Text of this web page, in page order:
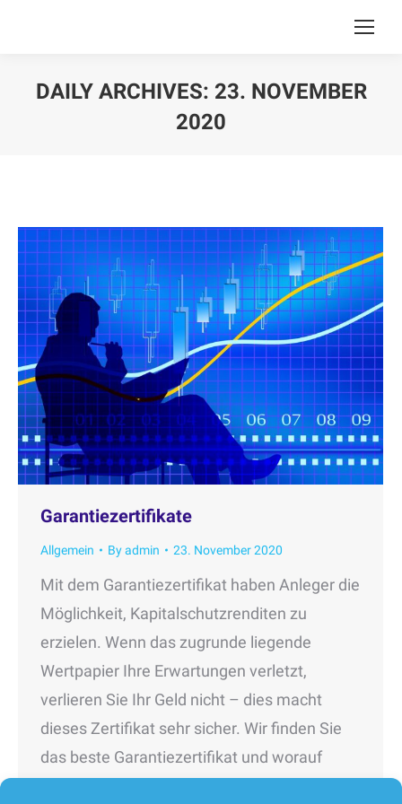
DAILY ARCHIVES: 23. NOVEMBER
2020
Garantiezertifikate
Allgemein Byadmin 23. November 2020
Mit dem Garantiezertifikat haben Anleger die
Möglichkeit, Kapitalschutzrenditen zu
erzielen. Wenn das zugrunde liegende
Wertpapier Ihre Erwartungen verletzt,
verlieren Sie Ihr Geld nicht – dies macht
dieses Zertifikat sehr sicher. Wir finden Sie
das beste Garantiezertifikat und worauf